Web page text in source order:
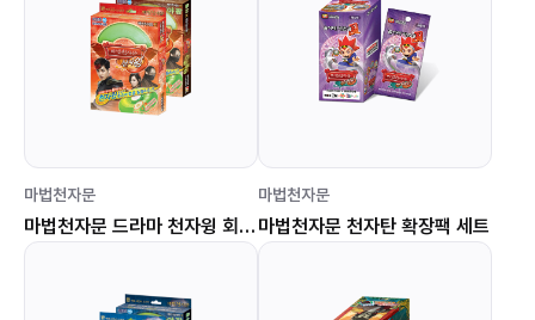
마법천자문
마법천자문 드라마 천자윙 회전형
마법천자문
마법천자문 천자탄 확장팩 세트